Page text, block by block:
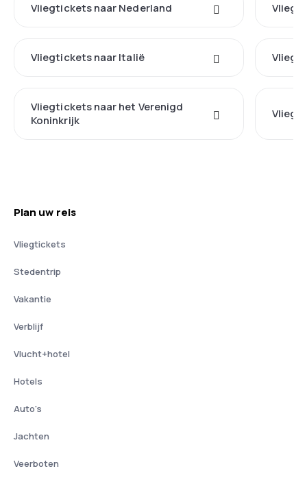
Vliegtickets naar Nederland
Vliegtickets naar Italië
Vliegtickets naar het Verenigd
Koninkrijk
Plan uw reis
Vliegtickets
Stedentrip
Vakantie
Verblijf
Vlucht+hotel
Hotels
Auto's
Jachten
Veerboten